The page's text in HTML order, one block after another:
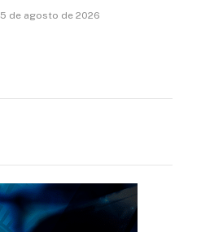
5 de agosto de 2026